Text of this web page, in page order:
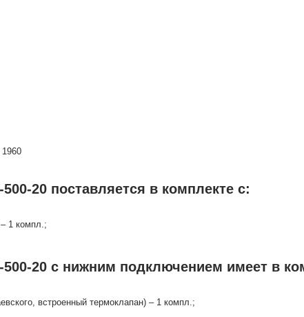
1960
20 поставляется в комплекте с:
1 компл.;
20 с нижним подключением имеет в
встроенный термоклапан) – 1 компл.;